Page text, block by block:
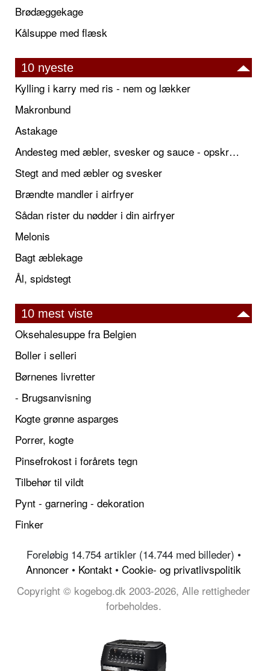
Brødæggekage
Kålsuppe med flæsk
10 nyeste
Kylling i karry med ris - nem og lækker
Makronbund
Astakage
Andesteg med æbler, svesker og sauce - opskrift også til jul
Stegt and med æbler og svesker
Brændte mandler i airfryer
Sådan rister du nødder i din airfryer
Melonis
Bagt æblekage
Ål, spidstegt
10 mest viste
Oksehalesuppe fra Belgien
Boller i selleri
Børnenes livretter
- Brugsanvisning
Kogte grønne asparges
Porrer, kogte
Pinsefrokost i forårets tegn
Tilbehør til vildt
Pynt - garnering - dekoration
Finker
Foreløbig 14.754 artikler (14.744 med billeder) •
Annoncer • Kontakt • Cookie- og privatlivspolitik
Copyright © kogebog.dk 2003-2026, Alle rettigheder
forbeholdes.